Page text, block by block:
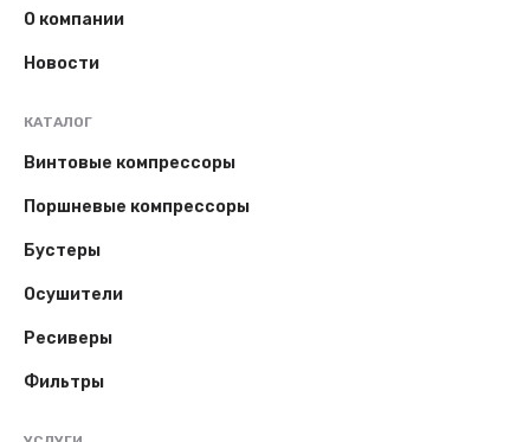
О компании
Новости
КАТАЛОГ
Винтовые компрессоры
Поршневые компрессоры
Бустеры
Осушители
Ресиверы
Фильтры